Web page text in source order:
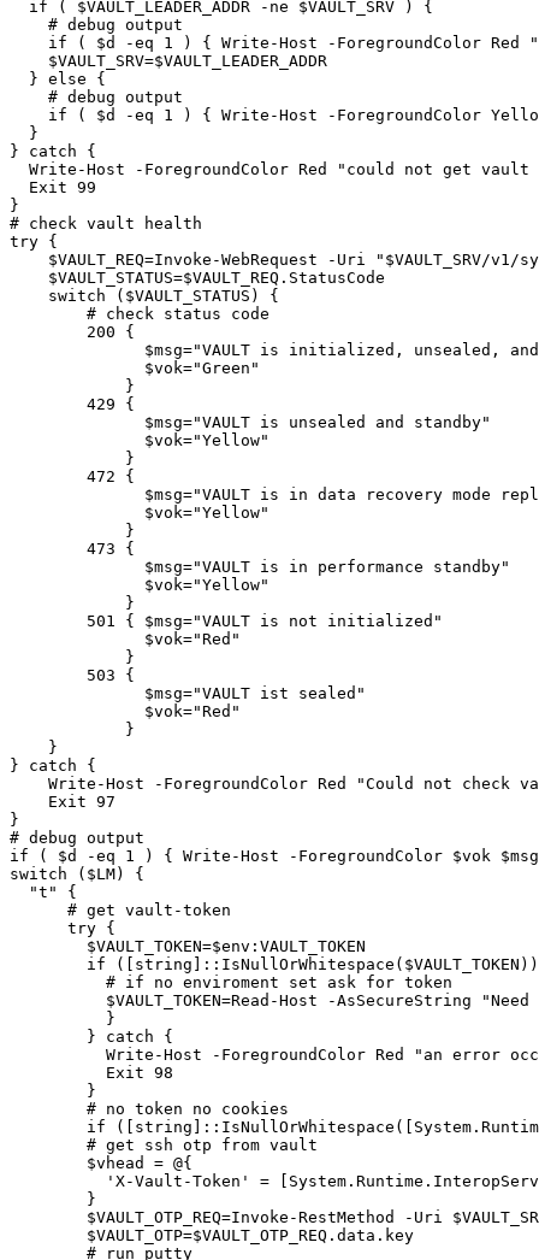
  if ( $VAULT_LEADER_ADDR -ne $VAULT_SRV ) {
    # debug output
if ( $d -eq 1 ) { Write-Host -ForegroundColor Red
    $VAULT_SRV=$VAULT_LEADER_ADDR
  } else {
    # debug output
if ( $d -eq 1 ) { Write-Host -ForegroundColor
  }
} catch {
Write-Host -ForegroundColor Red "could not get vault
  Exit 99
}
# check vault health
try {
$VAULT_REQ=Invoke-WebRequest -Uri "$VAULT_SRV/v1/
    $VAULT_STATUS=$VAULT_REQ.StatusCode
    switch ($VAULT_STATUS) {
        # check status code
        200 {
$msg="VAULT is initialized, unsealed,
              $vok="Green"
            }
        429 {
              $msg="VAULT is unsealed and standby"
              $vok="Yellow"
            }
        472 {
$msg="VAULT is in data recovery mode
              $vok="Yellow"
            }
        473 {
              $msg="VAULT is in performance standby"
              $vok="Yellow"
            }
        501 { $msg="VAULT is not initialized"
              $vok="Red"
            }
        503 {
              $msg="VAULT ist sealed"
              $vok="Red"
            }
    }
} catch {
Write-Host -ForegroundColor Red "Could not check
    Exit 97
}
# debug output
if ( $d -eq 1 ) { Write-Host -ForegroundColor $vok
switch ($LM) {
  "t" {
      # get vault-token
      try {
        $VAULT_TOKEN=$env:VAULT_TOKEN
if
          # if no enviroment set ask for token
$VAULT_TOKEN=Read-Host -AsSecureString "Need
          }
        } catch {
Write-Host -ForegroundColor Red "an error
          Exit 98
        }
        # no token no cookies
if
        # get ssh otp from vault
        $vhead = @{
'X-Vault-Token' =
        }
$VAULT_OTP_REQ=Invoke-RestMethod -Uri
        $VAULT_OTP=$VAULT_OTP_REQ.data.key
        # run putty